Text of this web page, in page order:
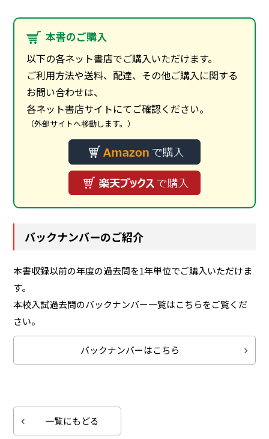
本書のご購入
以下の各ネット書店でご購入いただけます。
ご利用方法や送料、配達、その他ご購入に関する
お問い合わせは、
各ネット書店サイトにてご確認ください。
（外部サイトへ移動します。）
バックナンバーのご紹介
本書収録以前の年度の過去問を1年単位でご購入いただけま
す。
本校入試過去問のバックナンバー一覧はこちらをご覧くだ
さい。
バックナンバーはこちら
一覧にもどる